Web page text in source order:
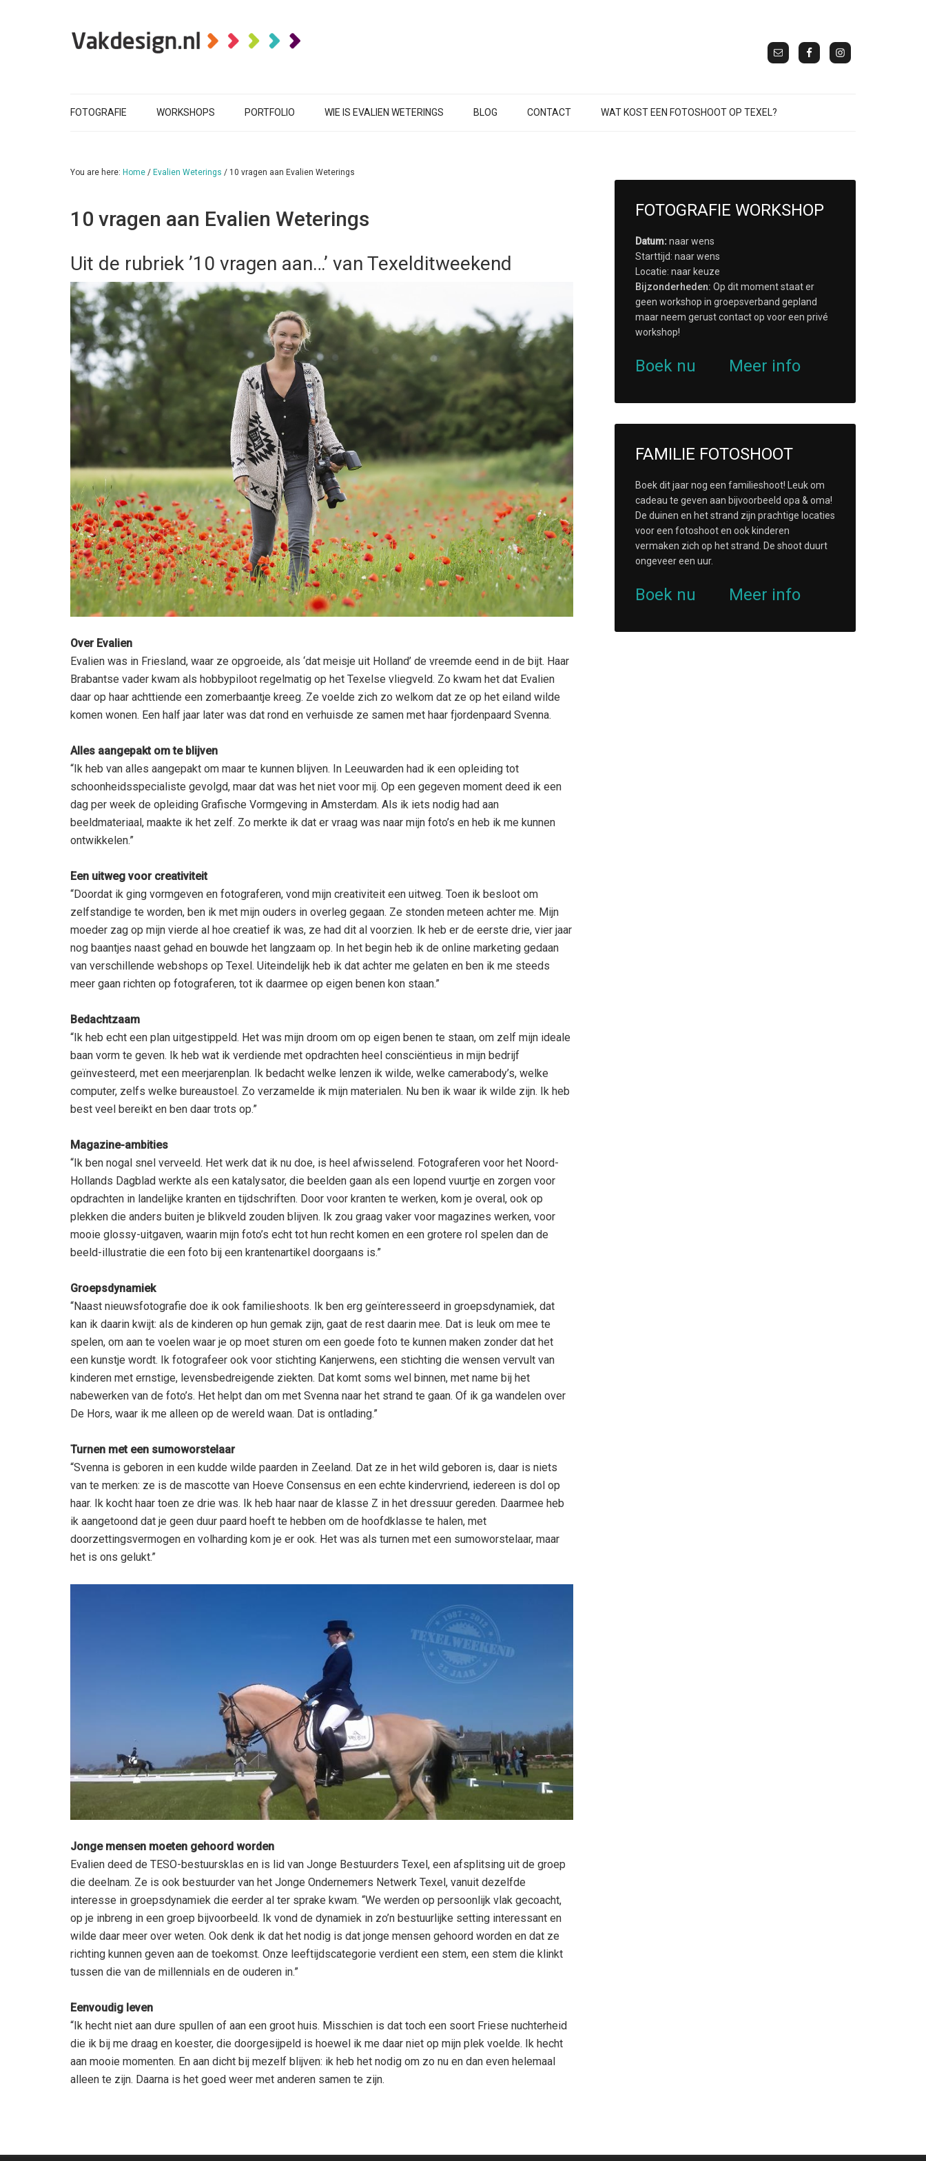
FOTOGRAFIE WORKSHOPS PORTFOLIO WIE IS EVALIEN WETERINGS BLOG CONTACT WAT KOST EEN FOTOSHOOT OP TEXEL?
You are here: Home / Evalien Weterings / 10 vragen aan Evalien Weterings
10 vragen aan Evalien Weterings
Uit de rubriek ’10 vragen aan…’ van Texelditweekend
Over Evalien
Evalien was in Friesland, waar ze opgroeide, als ‘dat meisje uit Holland’ de vreemde eend in de bijt. Haar
Brabantse vader kwam als hobbypiloot regelmatig op het Texelse vliegveld. Zo kwam het dat Evalien
daar op haar achttiende een zomerbaantje kreeg. Ze voelde zich zo welkom dat ze op het eiland wilde
komen wonen. Een half jaar later was dat rond en verhuisde ze samen met haar fjordenpaard Svenna.
Alles aangepakt om te blijven
“Ik heb van alles aangepakt om maar te kunnen blijven. In Leeuwarden had ik een opleiding tot
schoonheidsspecialiste gevolgd, maar dat was het niet voor mij. Op een gegeven moment deed ik een
dag per week de opleiding Grafische Vormgeving in Amsterdam. Als ik iets nodig had aan
beeldmateriaal, maakte ik het zelf. Zo merkte ik dat er vraag was naar mijn foto’s en heb ik me kunnen
ontwikkelen.”
Een uitweg voor creativiteit
“Doordat ik ging vormgeven en fotograferen, vond mijn creativiteit een uitweg. Toen ik besloot om
zelfstandige te worden, ben ik met mijn ouders in overleg gegaan. Ze stonden meteen achter me. Mijn
moeder zag op mijn vierde al hoe creatief ik was, ze had dit al voorzien. Ik heb er de eerste drie, vier jaar
nog baantjes naast gehad en bouwde het langzaam op. In het begin heb ik de online marketing gedaan
van verschillende webshops op Texel. Uiteindelijk heb ik dat achter me gelaten en ben ik me steeds
meer gaan richten op fotograferen, tot ik daarmee op eigen benen kon staan.”
Bedachtzaam
“Ik heb echt een plan uitgestippeld. Het was mijn droom om op eigen benen te staan, om zelf mijn ideale
baan vorm te geven. Ik heb wat ik verdiende met opdrachten heel consciëntieus in mijn bedrijf
geïnvesteerd, met een meerjarenplan. Ik bedacht welke lenzen ik wilde, welke camerabody’s, welke
computer, zelfs welke bureaustoel. Zo verzamelde ik mijn materialen. Nu ben ik waar ik wilde zijn. Ik heb
best veel bereikt en ben daar trots op.”
Magazine-ambities
“Ik ben nogal snel verveeld. Het werk dat ik nu doe, is heel afwisselend. Fotograferen voor het Noord-
Hollands Dagblad werkte als een katalysator, die beelden gaan als een lopend vuurtje en zorgen voor
opdrachten in landelijke kranten en tijdschriften. Door voor kranten te werken, kom je overal, ook op
plekken die anders buiten je blikveld zouden blijven. Ik zou graag vaker voor magazines werken, voor
mooie glossy-uitgaven, waarin mijn foto’s echt tot hun recht komen en een grotere rol spelen dan de
beeld-illustratie die een foto bij een krantenartikel doorgaans is.”
Groepsdynamiek
“Naast nieuwsfotografie doe ik ook familieshoots. Ik ben erg geïnteresseerd in groepsdynamiek, dat
kan ik daarin kwijt: als de kinderen op hun gemak zijn, gaat de rest daarin mee. Dat is leuk om mee te
spelen, om aan te voelen waar je op moet sturen om een goede foto te kunnen maken zonder dat het
een kunstje wordt. Ik fotografeer ook voor stichting Kanjerwens, een stichting die wensen vervult van
kinderen met ernstige, levensbedreigende ziekten. Dat komt soms wel binnen, met name bij het
nabewerken van de foto’s. Het helpt dan om met Svenna naar het strand te gaan. Of ik ga wandelen over
De Hors, waar ik me alleen op de wereld waan. Dat is ontlading.”
Turnen met een sumoworstelaar
“Svenna is geboren in een kudde wilde paarden in Zeeland. Dat ze in het wild geboren is, daar is niets
van te merken: ze is de mascotte van Hoeve Consensus en een echte kindervriend, iedereen is dol op
haar. Ik kocht haar toen ze drie was. Ik heb haar naar de klasse Z in het dressuur gereden. Daarmee heb
ik aangetoond dat je geen duur paard hoeft te hebben om de hoofdklasse te halen, met
doorzettingsvermogen en volharding kom je er ook. Het was als turnen met een sumoworstelaar, maar
het is ons gelukt.”
Jonge mensen moeten gehoord worden
Evalien deed de TESO-bestuursklas en is lid van Jonge Bestuurders Texel, een afsplitsing uit de groep
die deelnam. Ze is ook bestuurder van het Jonge Ondernemers Netwerk Texel, vanuit dezelfde
interesse in groepsdynamiek die eerder al ter sprake kwam. “We werden op persoonlijk vlak gecoacht,
op je inbreng in een groep bijvoorbeeld. Ik vond de dynamiek in zo’n bestuurlijke setting interessant en
wilde daar meer over weten. Ook denk ik dat het nodig is dat jonge mensen gehoord worden en dat ze
richting kunnen geven aan de toekomst. Onze leeftijdscategorie verdient een stem, een stem die klinkt
tussen die van de millennials en de ouderen in.”
Eenvoudig leven
“Ik hecht niet aan dure spullen of aan een groot huis. Misschien is dat toch een soort Friese nuchterheid
die ik bij me draag en koester, die doorgesijpeld is hoewel ik me daar niet op mijn plek voelde. Ik hecht
aan mooie momenten. En aan dicht bij mezelf blijven: ik heb het nodig om zo nu en dan even helemaal
alleen te zijn. Daarna is het goed weer met anderen samen te zijn.
FOTOGRAFIE WORKSHOP
Datum:naar wens
Starttijd: naar wens
Locatie: naar keuze
Bijzonderheden: Op dit moment staat er
geen workshop in groepsverband gepland
maar neem gerust contact op voor een privé
workshop!
Boek nu Meer info
FAMILIE FOTOSHOOT
Boek dit jaar nog een familieshoot! Leuk om
cadeau te geven aan bijvoorbeeld opa & oma!
De duinen en het strand zijn prachtige locaties
voor een fotoshoot en ook kinderen
vermaken zich op het strand. De shoot duurt
ongeveer een uur.
Boek nu Meer info